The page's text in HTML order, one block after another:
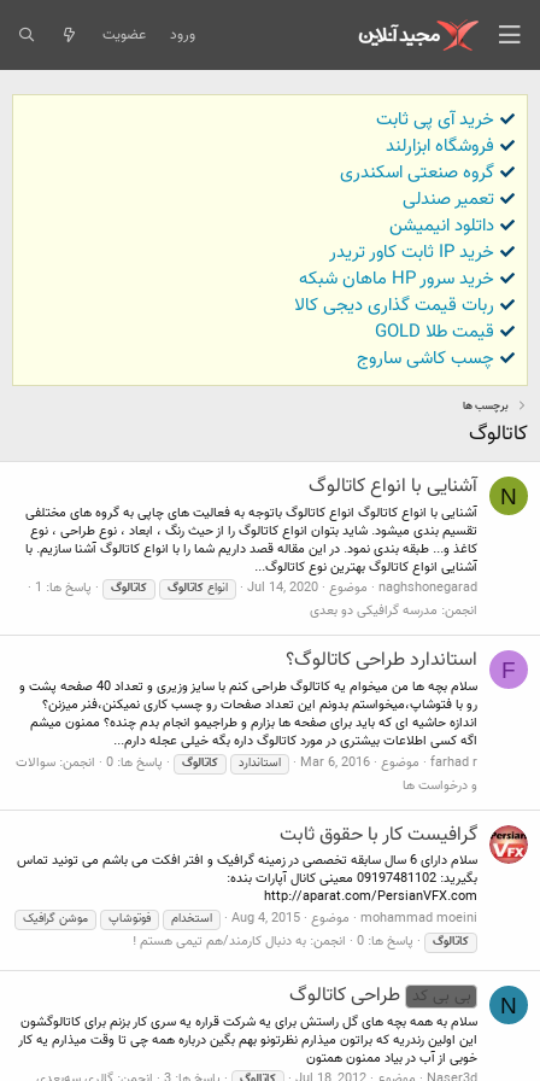
ورود عضویت
خرید آی پی ثابت
فروشگاه ابزارلند
گروه صنعتی اسکندری
تعمیر صندلی
داتلود انیمیشن
خرید IP ثابت کاور تریدر
خرید سرور HP ماهان شبکه
ربات قیمت گذاری دیجی کالا
قیمت طلا GOLD
چسب کاشی ساروج
برچسب ها
کاتالوگ
N آشنایی با انواع کاتالوگ
آشنایی با انواع کاتالوگ انواع کاتالوگ باتوجه به فعالیت های چاپی به گروه های مختلفی
تقسیم بندی میشود. شاید بتوان انواع کاتالوگ را از حیث رنگ ، ابعاد ، نوع طراحی ، نوع
کاغذ و... طبقه بندی نمود. در این مقاله قصد داریم شما را با انواع کاتالوگ آشنا سازیم. با
آشنایی انواع کاتالوگ بهترین نوع کاتالوگ...
naghshonegarad موضوع Jul 14, 2020 انواع کاتالوگ کاتالوگ
پاسخ ها: 1
انجمن: مدرسه گرافیکی دو بعدی
F استاندارد طراحی کاتالوگ؟
سلام بچه ها من میخوام یه کاتالوگ طراحی کنم با سایز وزیری و تعداد 40 صفحه پشت و
رو با فتوشاپ،میخواستم بدونم این تعداد صفحات رو چسب کاری نمیکنن،فنر میزنن؟
اندازه حاشیه ای که باید برای صفحه ها بزارم و طراجیمو انجام بدم چنده؟ ممنون میشم
اگه کسی اطلاعات بیشتری در مورد کاتالوگ داره بگه خیلی عجله دارم...
farhad r موضوع Mar 6, 2016 استاندارد کاتالوگ پاسخ ها: 0 انجمن: سوالات
و درخواست ها
گرافیست کار با حقوق ثابت
سلام دارای 6 سال سابقه تخصصی در زمینه گرافیک و افتر افکت می باشم می تونید تماس
بگیرید: 09197481102 معینی کانال آپارات بنده:
http://aparat.com/PersianVFX.com
mohammad moeini موضوع Aug 4, 2015 استخدام فوتوشاپ
موشن گرافیک
کاتالوگ
پاسخ ها: 0 انجمن: به دنبال کارمند/هم تیمی هستم !
N بی بی کد طراحی کاتالوگ
سلام به همه بچه های گل راستش برای یه شرکت قراره یه سری کار بزنم برای کاتالوگشون
این اولین رندریه که براتون میذارم نظرتونو بهم بگین درباره همه چی تا وقت میذارم یه کار
خوبی از آب در بیاد ممنون همتون